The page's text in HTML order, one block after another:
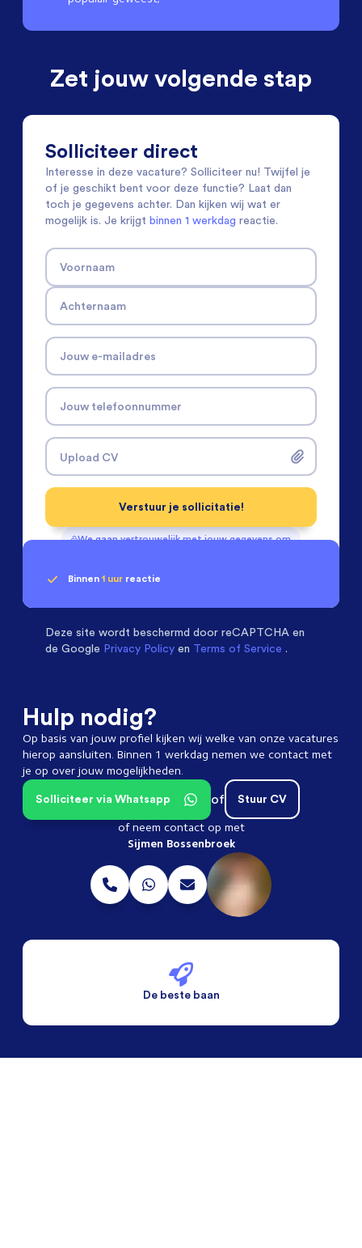
Zet jouw volgende stap
Solliciteer direct
Interesse in deze vacature? Solliciteer nu! Twijfel je
of je geschikt bent voor deze functie? Laat dan
toch je gegevens achter. Dan kijken wij wat er
mogelijk is. Je krijgt binnen 1 werkdag reactie.
Voornaam
Achternaam
Jouw e-mailadres
Jouw telefoonnummer
Upload CV
We gaan vertrouwelijk met jouw gegevens om
Verstuur je sollicitatie!
Binnen 1 uur reactie
Deze site wordt beschermd door reCAPTCHA en
de Google Privacy Policy en Terms of Service .
Hulp nodig?
Op basis van jouw profiel kijken wij welke van onze vacatures
hierop aansluiten. Binnen 1 werkdag nemen we contact met
je op over jouw mogelijkheden.
Stuur CV
of
Solliciteer via Whatsapp
of neem contact op met
Sijmen Bossenbroek
De beste baan